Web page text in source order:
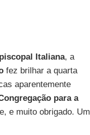
Italiana, a
fez brilhar a quarta
aparentemente
para a
e muito obrigado. Um